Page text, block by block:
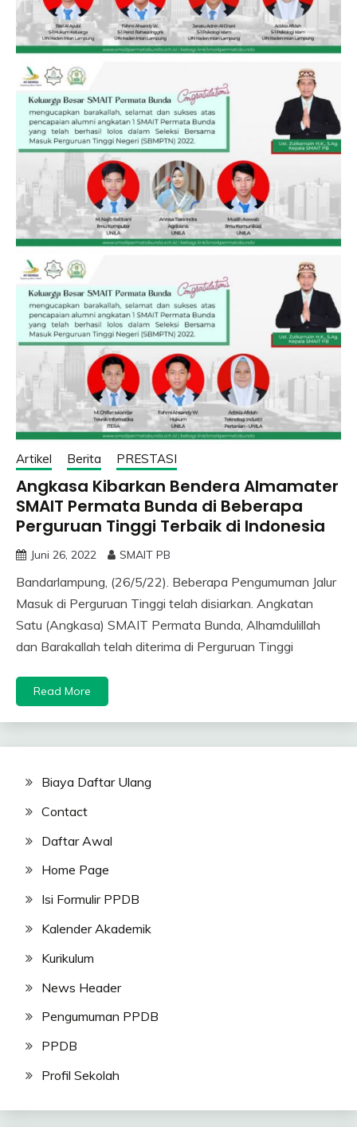
Artikel Berita PRESTASI
Angkasa Kibarkan Bendera Almamater
SMAIT Permata Bunda di Beberapa
Perguruan Tinggi Terbaik di Indonesia
Juni 26, 2022 SMAIT PB
Bandarlampung, (26/5/22). Beberapa Pengumuman Jalur
Masuk di Perguruan Tinggi telah disiarkan. Angkatan
Satu (Angkasa) SMAIT Permata Bunda, Alhamdulillah
dan Barakallah telah diterima di Perguruan Tinggi
Read More
Biaya Daftar Ulang
Contact
Daftar Awal
Home Page
Isi Formulir PPDB
Kalender Akademik
Kurikulum
News Header
Pengumuman PPDB
PPDB
Profil Sekolah